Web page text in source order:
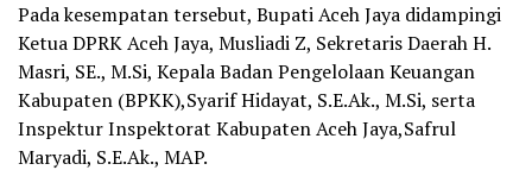
Pada kesempatan tersebut, Bupati Aceh Jaya didampingi
Ketua DPRK Aceh Jaya, Musliadi Z, Sekretaris Daerah H.
Masri, SE., M.Si, Kepala Badan Pengelolaan Keuangan
Kabupaten (BPKK),Syarif Hidayat, S.E.Ak., M.Si, serta
Inspektur Inspektorat Kabupaten Aceh Jaya,Safrul
Maryadi, S.E.Ak., MAP.